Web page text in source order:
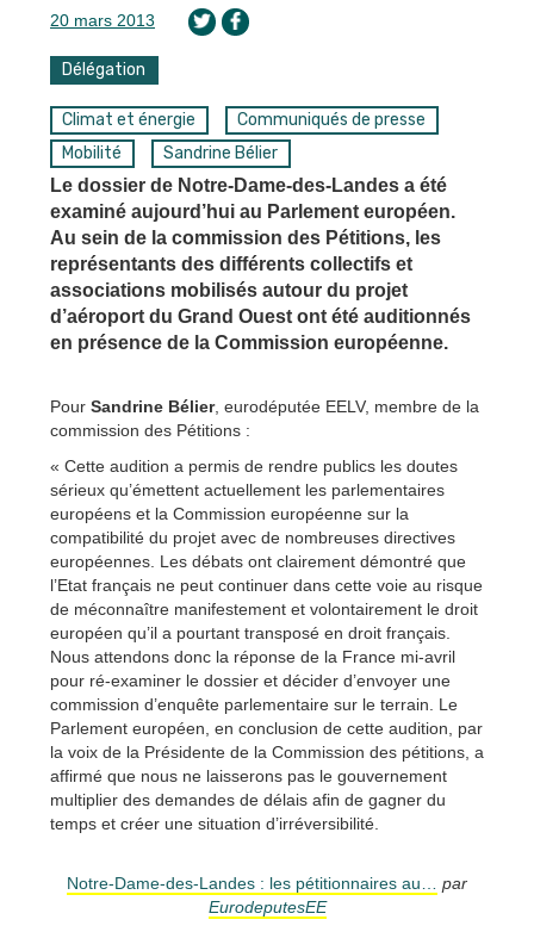
20 mars 2013
Délégation
Climat et énergie
Communiqués de presse
Mobilité
Sandrine Bélier
Le dossier de Notre-Dame-des-Landes a été
examiné aujourd’hui au Parlement européen.
Au sein de la commission des Pétitions, les
représentants des différents collectifs et
associations mobilisés autour du projet
d’aéroport du Grand Ouest ont été auditionnés
en présence de la Commission européenne.
Pour Sandrine Bélier, eurodéputée EELV, membre de la
commission des Pétitions :
« Cette audition a permis de rendre publics les doutes
sérieux qu’émettent actuellement les parlementaires
européens et la Commission européenne sur la
compatibilité du projet avec de nombreuses directives
européennes. Les débats ont clairement démontré que
l’Etat français ne peut continuer dans cette voie au risque
de méconnaître manifestement et volontairement le droit
européen qu’il a pourtant transposé en droit français.
Nous attendons donc la réponse de la France mi-avril
pour ré-examiner le dossier et décider d’envoyer une
commission d’enquête parlementaire sur le terrain. Le
Parlement européen, en conclusion de cette audition, par
la voix de la Présidente de la Commission des pétitions, a
affirmé que nous ne laisserons pas le gouvernement
multiplier des demandes de délais afin de gagner du
temps et créer une situation d’irréversibilité.
Notre-Dame-des-Landes : les pétitionnaires au… par
EurodeputesEE